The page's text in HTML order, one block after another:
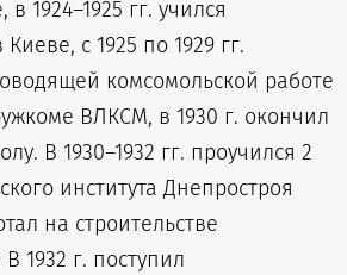
1924–1925 гг. учился
с 1925 по 1929 гг.
комсомольской работе
ВЛКСМ, в 1930 г. окончил
В 1930–1932 гг. проучился 2
института Днепростроя
на строительстве
1932 г. поступил